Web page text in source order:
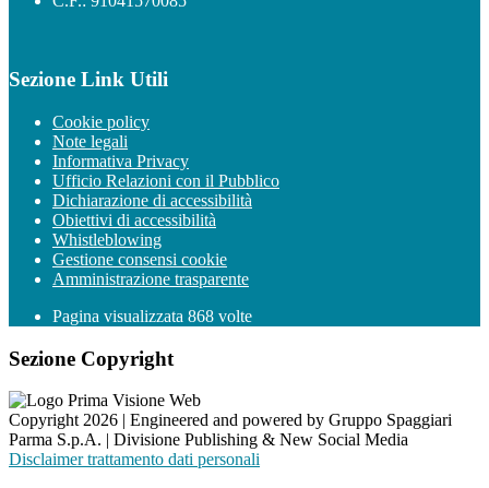
Sezione Link Utili
Cookie policy
Note legali
Informativa Privacy
Ufficio Relazioni con il Pubblico
Dichiarazione di accessibilità
Obiettivi di accessibilità
Whistleblowing
Gestione consensi cookie
Amministrazione trasparente
Pagina visualizzata 868 volte
Sezione Copyright
Copyright 2026 | Engineered and powered by Gruppo Spaggiari
Parma S.p.A. | Divisione Publishing & New Social Media
Disclaimer trattamento dati personali